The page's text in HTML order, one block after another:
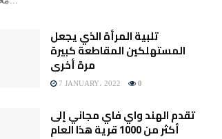
تلبية المرأة الذي يجعل
المستهلكين المقاطعة كبيرة
مرة أخرى
7 JANUARY، 2022 0
تقدم الهند واي فاي مجاني إلى
أكثر من 1000 قرية هذا العام